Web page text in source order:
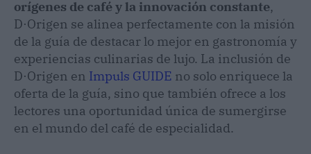
orígenes de café y la innovación constante,
D·Origen se alinea perfectamente con la misión
de la guía de destacar lo mejor en gastronomía y
experiencias culinarias de lujo. La inclusión de
D·Origen en Impuls GUIDE no solo enriquece la
oferta de la guía, sino que también ofrece a los
lectores una oportunidad única de sumergirse
en el mundo del café de especialidad.